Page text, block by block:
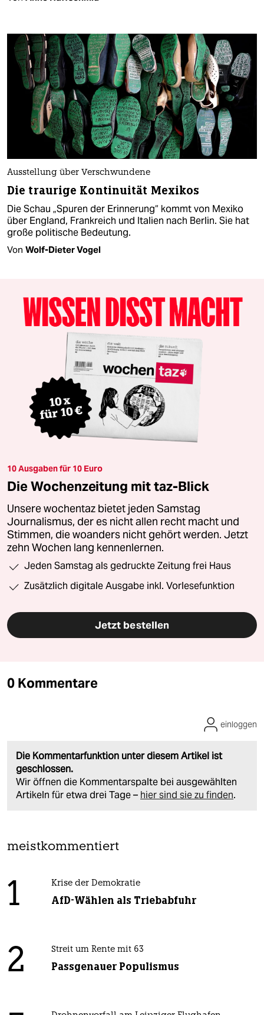
Ausstellung über Verschwundene
Die traurige Kontinuität Mexikos
Die Schau „Spuren der Erinnerung“ kommt von Mexiko
über England, Frankreich und Italien nach Berlin. Sie hat
große politische Bedeutung.
Von Wolf-Dieter Vogel
10 Ausgaben für 10 Euro
Die Wochenzeitung mit taz-Blick
Unsere wochentaz bietet jeden Samstag
Journalismus, der es nicht allen recht macht und
Stimmen, die woanders nicht gehört werden. Jetzt
zehn Wochen lang kennenlernen.
Jeden Samstag als gedruckte Zeitung frei Haus
Zusätzlich digitale Ausgabe inkl. Vorlesefunktion
Jetzt bestellen
0 Kommentare
Die Kommentarfunktion unter diesem Artikel ist
geschlossen.
Wir öffnen die Kommentarspalte bei ausgewählten
Artikeln für etwa drei Tage – hier sind sie zu finden.
einloggen
meistkommentiert
1 Krise der Demokratie
AfD-Wählen als Triebabfuhr
2 Streit um Rente mit 63
Passgenauer Populismus